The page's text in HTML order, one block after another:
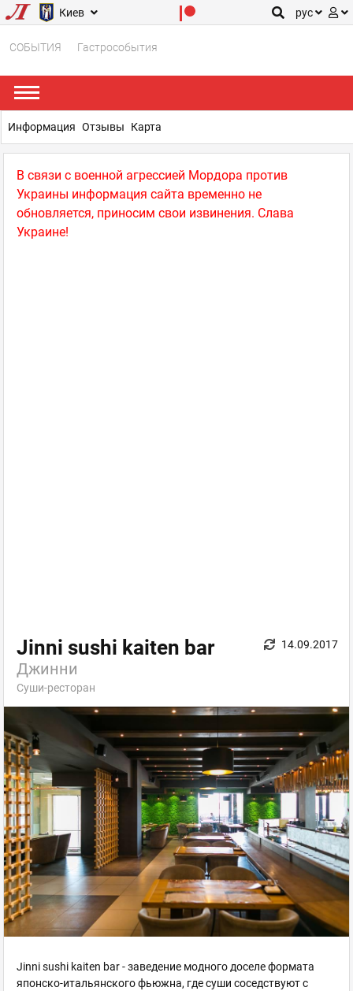
Киев рус
СОБЫТИЯ Гастрособытия
В связи с военной агрессией Мордора против
Украины информация сайта временно не
обновляется, приносим свои извинения. Слава
Украине!
Jinni sushi kaiten bar
Джинни
Суши-ресторан
14.09.2017
Jinni sushi kaiten bar - заведение модного доселе формата
японско-итальянского фьюжна, где суши соседствуют с
Информация Отзывы Карта